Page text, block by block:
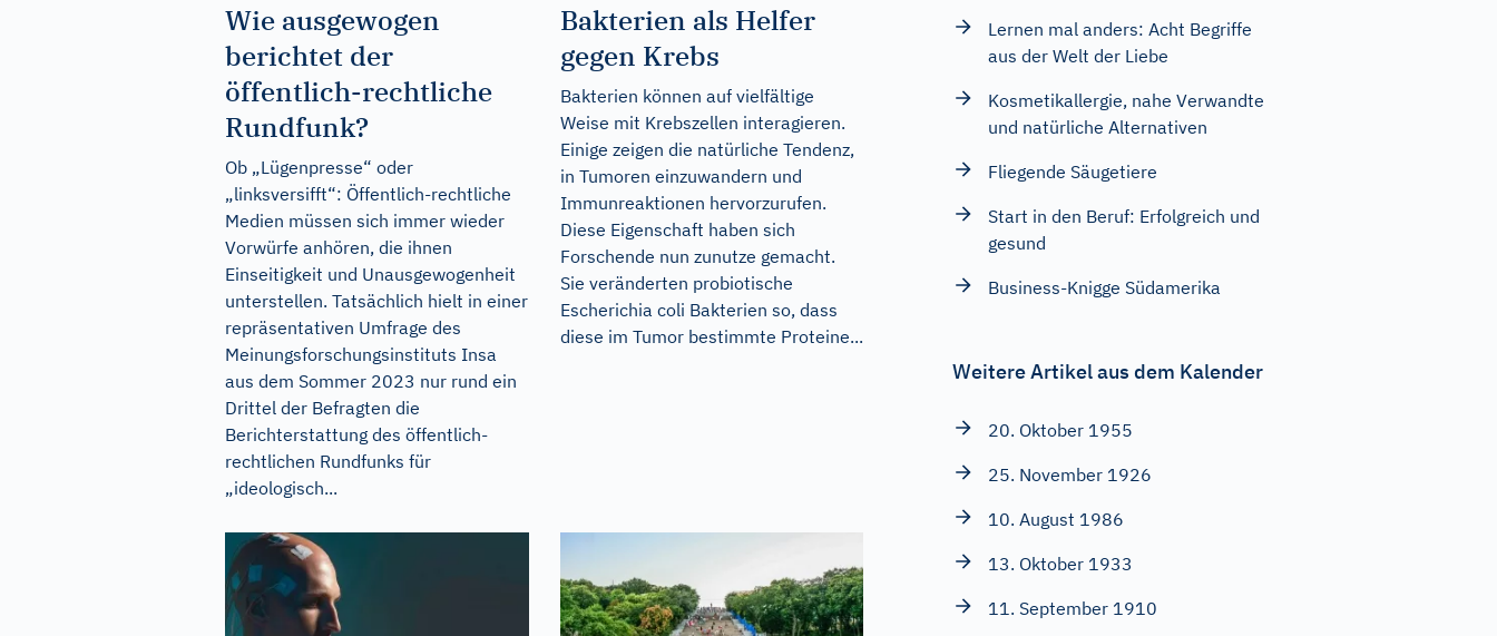
Wie ausgewogen
berichtet der
öffentlich-rechtliche
Rundfunk?
Ob „Lügenpresse“ oder
„linksversifft“: Öffentlich-rechtliche
Medien müssen sich immer wieder
Vorwürfe anhören, die ihnen
Einseitigkeit und Unausgewogenheit
unterstellen. Tatsächlich hielt in einer
repräsentativen Umfrage des
Meinungsforschungsinstituts Insa
aus dem Sommer 2023 nur rund ein
Drittel der Befragten die
Berichterstattung des öffentlich-
rechtlichen Rundfunks für
„ideologisch...
Bakterien als Helfer
gegen Krebs
Bakterien können auf vielfältige
Weise mit Krebszellen interagieren.
Einige zeigen die natürliche Tendenz,
in Tumoren einzuwandern und
Immunreaktionen hervorzurufen.
Diese Eigenschaft haben sich
Forschende nun zunutze gemacht.
Sie veränderten probiotische
Escherichia coli Bakterien so, dass
diese im Tumor bestimmte Proteine...
Lernen mal anders: Acht Begriffe
aus der Welt der Liebe
Kosmetikallergie, nahe Verwandte
und natürliche Alternativen
Fliegende Säugetiere
Start in den Beruf: Erfolgreich und
gesund
Business-Knigge Südamerika
Weitere Artikel aus dem Kalender
20. Oktober 1955
25. November 1926
10. August 1986
13. Oktober 1933
11. September 1910